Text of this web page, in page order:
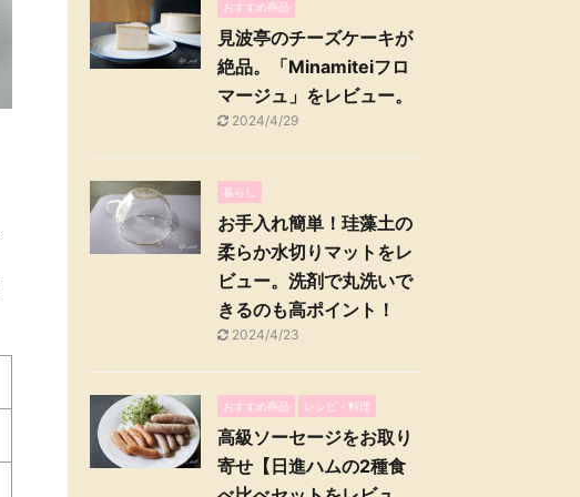
おすすめ商品
見波亭のチーズケーキが
絶品。「Minamiteiフロ
マージュ」をレビュー。
2024/4/29
暮らし
お手入れ簡単！珪藻土の
柔らか水切りマットをレ
ビュー。洗剤で丸洗いで
きるのも高ポイント！
2024/4/23
おすすめ商品 レシピ・料理
高級ソーセージをお取り
寄せ【日進ハムの2種食